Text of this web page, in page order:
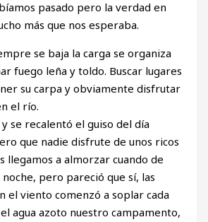
pasado pero la verdad en
más que nos esperaba.
se baja la carga se organiza
fuego leña y toldo. Buscar lugares
su carpa y obviamente disfrutar
el río.
se recalentó el guiso del día
que nadie disfrute de unos ricos
llegamos a almorzar cuando de
pero pareció que sí, las
el viento comenzó a soplar cada
agua azoto nuestro campamento,